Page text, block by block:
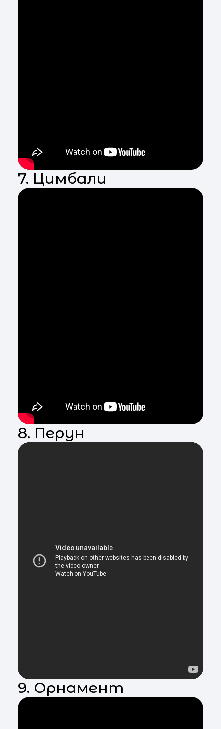
7. Цимбали
8. Перун
9. Орнамент